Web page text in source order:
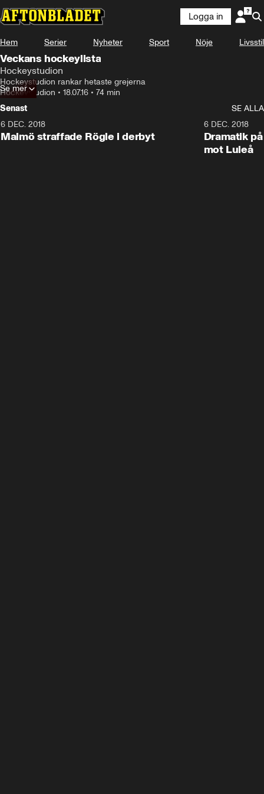
Logga in
Hem Serier Nyheter Sport Nöje Livsstil
Veckans hockeylista
Hockeystudion
Hockeystudion rankar hetaste grejerna
Hockeystudion • 18.07.16 • 74 min
Se mer
Senast
SE ALLA
6 DEC. 2018
Malmö straffade Rögle i derbyt
6 DEC. 2018
Dramatik
mot Luleå